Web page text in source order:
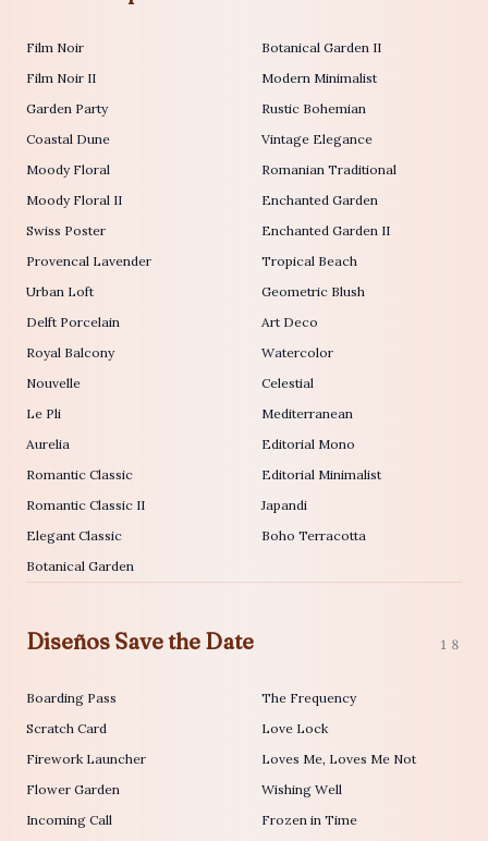
Film Noir
Film Noir II
Garden Party
Coastal Dune
Moody Floral
Moody Floral II
Swiss Poster
Provencal Lavender
Urban Loft
Delft Porcelain
Royal Balcony
Nouvelle
Le Pli
Aurelia
Romantic Classic
Romantic Classic II
Elegant Classic
Botanical Garden
Botanical Garden II
Modern Minimalist
Rustic Bohemian
Vintage Elegance
Romanian Traditional
Enchanted Garden
Enchanted Garden II
Tropical Beach
Geometric Blush
Art Deco
Watercolor
Celestial
Mediterranean
Editorial Mono
Editorial Minimalist
Japandi
Boho Terracotta
Diseños Save the Date 18
Boarding Pass
Scratch Card
Firework Launcher
Flower Garden
Incoming Call
The Frequency
Love Lock
Loves Me, Loves Me Not
Wishing Well
Frozen in Time